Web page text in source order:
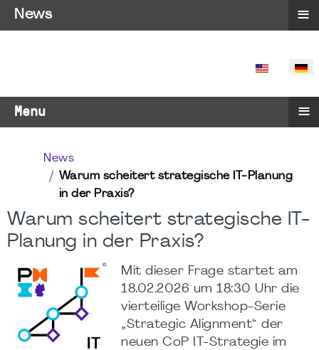
SPRACHE
Menu ≡
News
Warum scheitert strategische IT-Planung
in der Praxis?
Warum scheitert strategische IT-
Planung in der Praxis?
Mit dieser Frage startet am
18.02.2026 um 18:30 Uhr die
vierteilige Workshop-Serie
„Strategic Alignment“ der
neuen CoP IT-Strategie im
News ≡